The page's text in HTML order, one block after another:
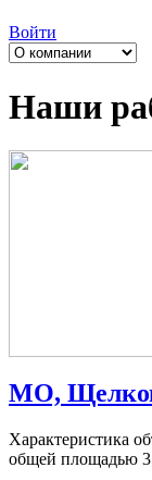
Войти
Наши
МО,
Характеристика
общей площадью